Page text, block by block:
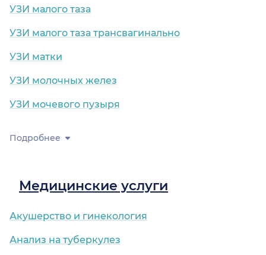
УЗИ малого таза
УЗИ малого таза трансвагинально
УЗИ матки
УЗИ молочных желез
УЗИ мочевого пузыря
Подробнее
Медицинские услуги
Акушерство и гинекология
Анализ на туберкулез